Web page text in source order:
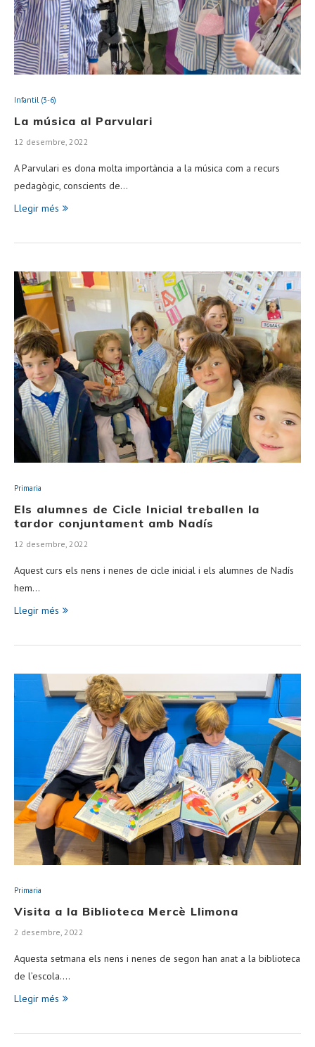
Infantil (3-6)
La música al Parvulari
12 desembre, 2022
A Parvulari es dona molta importància a la música com a recurs
pedagògic, conscients de…
Llegir més
Primaria
Els alumnes de Cicle Inicial treballen la
tardor conjuntament amb Nadís
12 desembre, 2022
Aquest curs els nens i nenes de cicle inicial i els alumnes de Nadís
hem…
Llegir més
Primaria
Visita a la Biblioteca Mercè Llimona
2 desembre, 2022
Aquesta setmana els nens i nenes de segon han anat a la biblioteca
de l’escola.…
Llegir més